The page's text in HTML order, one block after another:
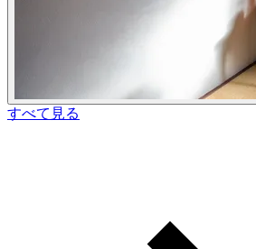
すべて見る